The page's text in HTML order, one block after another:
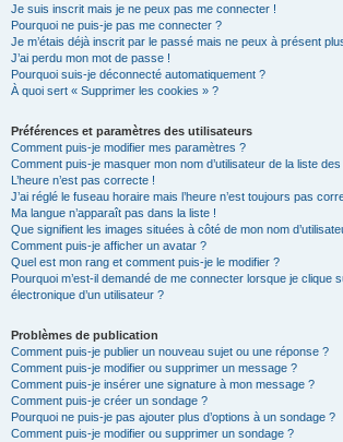
Je suis inscrit mais je ne peux pas me connecter !
Pourquoi ne puis-je pas me connecter ?
Je m’étais déjà inscrit par le passé mais ne peux à présent
J’ai perdu mon mot de passe !
Pourquoi suis-je déconnecté automatiquement ?
À quoi sert « Supprimer les cookies » ?
Préférences et paramètres des utilisateurs
Comment puis-je modifier mes paramètres ?
Comment puis-je masquer mon nom d’utilisateur de la liste
L’heure n’est pas correcte !
J’ai réglé le fuseau horaire mais l’heure n’est toujours pas
Ma langue n’apparaît pas dans la liste !
Que signifient les images situées à côté de mon nom
Comment puis-je afficher un avatar ?
Quel est mon rang et comment puis-je le modifier ?
Pourquoi m’est-il demandé de me connecter lorsque je clique
électronique d’un utilisateur ?
Problèmes de publication
Comment puis-je publier un nouveau sujet ou une réponse ?
Comment puis-je modifier ou supprimer un message ?
Comment puis-je insérer une signature à mon message ?
Comment puis-je créer un sondage ?
Pourquoi ne puis-je pas ajouter plus d’options à un sondage ?
Comment puis-je modifier ou supprimer un sondage ?